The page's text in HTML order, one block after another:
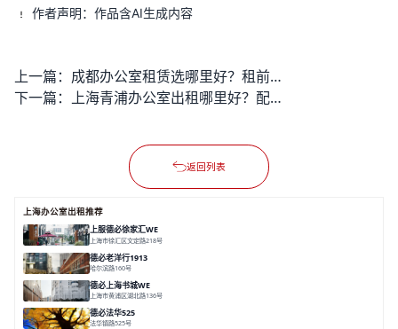
作者声明：作品含AI生成内容
上一篇：
成都办公室租赁选哪里好？租前要避开的坑你了解吗？
下一篇：
上海青浦办公室出租哪里好？配套全高性价比房源怎么选？
返回列表
上海办公室出租推荐
上服德必徐家汇WE
上海市徐汇区文定路218号
德必老洋行1913
哈尔滨路160号
德必上海书城WE
上海市黄浦区湖北路136号
德必法华525
法华镇路525号